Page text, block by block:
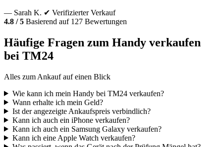
— Sarah K. ✔ Verifizierter Verkauf
4.8 / 5 Basierend auf 127 Bewertungen
Häufige Fragen zum Handy verkaufen
bei TM24
Alles zum Ankauf auf einen Blick
Wie kann ich mein Handy bei TM24 verkaufen?
Wann erhalte ich mein Geld?
Ist der angezeigte Ankaufspreis verbindlich?
Kann ich auch ein iPhone verkaufen?
Kann ich auch ein Samsung Galaxy verkaufen?
Kann ich eine Apple Watch verkaufen?